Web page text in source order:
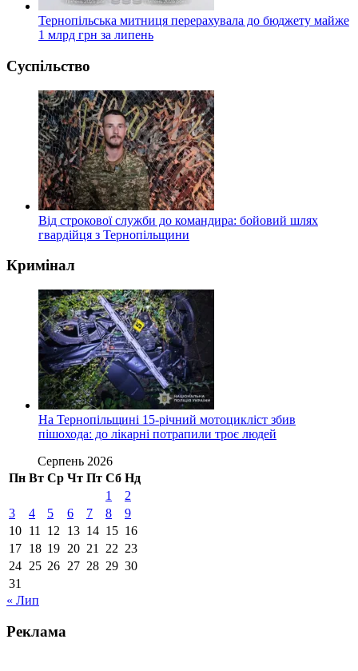
Тернопільська митниця перерахувала до бюджету майже
1 млрд грн за липень
Суспільство
Від строкової служби до командира: бойовий шлях
гвардійця з Тернопільщини
Кримінал
На Тернопільщині 15-річний мотоцикліст збив
пішохода: до лікарні потрапили троє людей
Серпень 2026
Пн Вт Ср Чт Пт Сб Нд
1
2
3
4 5 6 7 8
9
10 11 12 13 14 15 16
17 18 19 20 21 22 23
24 25 26 27 28 29 30
31
« Лип
Реклама